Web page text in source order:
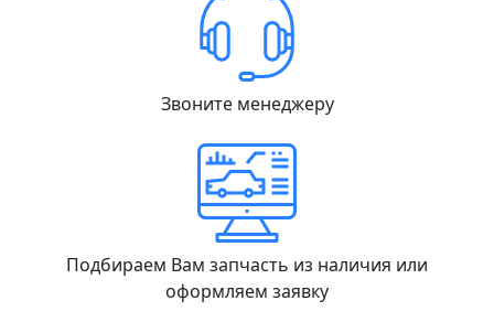
Звоните менеджеру
Подбираем Вам запчасть из наличия или
оформляем заявку